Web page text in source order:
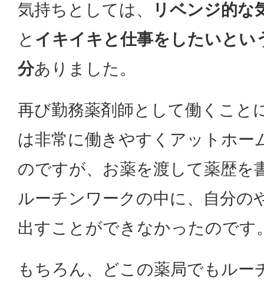
気持ちとしては、
リベンジ的な
と イキイキと仕事をしたいとい
分ありました。
再び勤務薬剤師として働くこと
は非常に働きやすくアットホー
のですが、お薬を渡して薬歴を
ルーチンワークの中に、自分の
出すことができなかったのです
もちろん、どこの薬局でもルー